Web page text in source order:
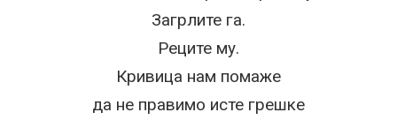
Загрлите га.
Реците му.
Кривица нам помаже
да не правимо исте грешке